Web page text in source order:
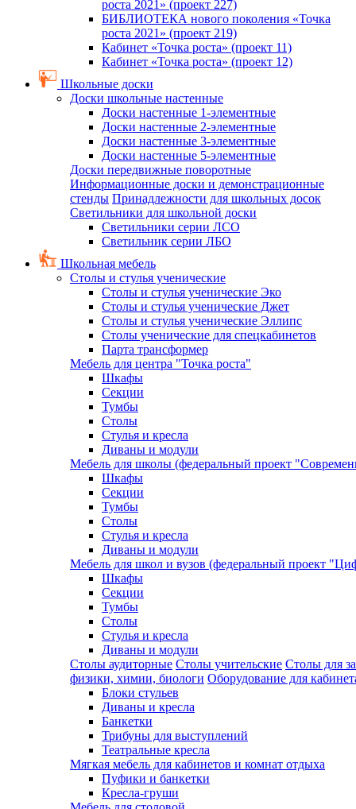
роста 2021» (проект 227)
БИБЛИОТЕКА нового поколения «Точка
роста 2021» (проект 219)
Кабинет «Точка роста» (проект 11)
Кабинет «Точка роста» (проект 12)
Школьные доски
Доски школьные настенные
Доски настенные 1-элементные
Доски настенные 2-элементные
Доски настенные 3-элементные
Доски настенные 5-элементные
Доски передвижные поворотные
Информационные доски и демонстрационные
стенды Принадлежности для школьных досок
Светильники для школьной доски
Светильники серии ЛСО
Светильник серии ЛБО
Школьная мебель
Столы и стулья ученические
Столы и стулья ученические Эко
Столы и стулья ученические Джет
Столы и стулья ученические Эллипс
Столы ученические для спецкабинетов
Парта трансформер
Мебель для центра "Точка роста"
Шкафы
Секции
Тумбы
Столы
Стулья и кресла
Диваны и модули
Мебель для школы (федеральный проект
Шкафы
Секции
Тумбы
Столы
Стулья и кресла
Диваны и модули
Мебель для школ и вузов (федеральный проект
Шкафы
Секции
Тумбы
Столы
Стулья и кресла
Диваны и модули
Столы аудиторные Столы учительские Столы для
физики, химии, биологи Оборудование для
Блоки стульев
Диваны и кресла
Банкетки
Трибуны для выступлений
Театральные кресла
Мягкая мебель для кабинетов и комнат отдыха
Пуфики и банкетки
Кресла-груши